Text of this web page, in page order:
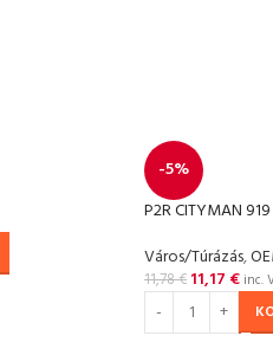
-5%
P2R CITYMAN
Város/Túrázás,
11,78€ 11,17 € inc.